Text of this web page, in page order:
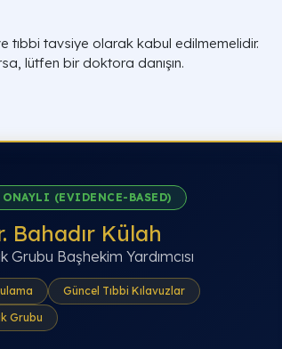
tıbbi tavsiye olarak kabul edilmemelidir.
lütfen bir doktora danışın.
(EVIDENCE-BASED)
Bahadır Külah
Grubu Başhekim Yardımcısı
Güncel Tıbbi Kılavuzlar
Grubu